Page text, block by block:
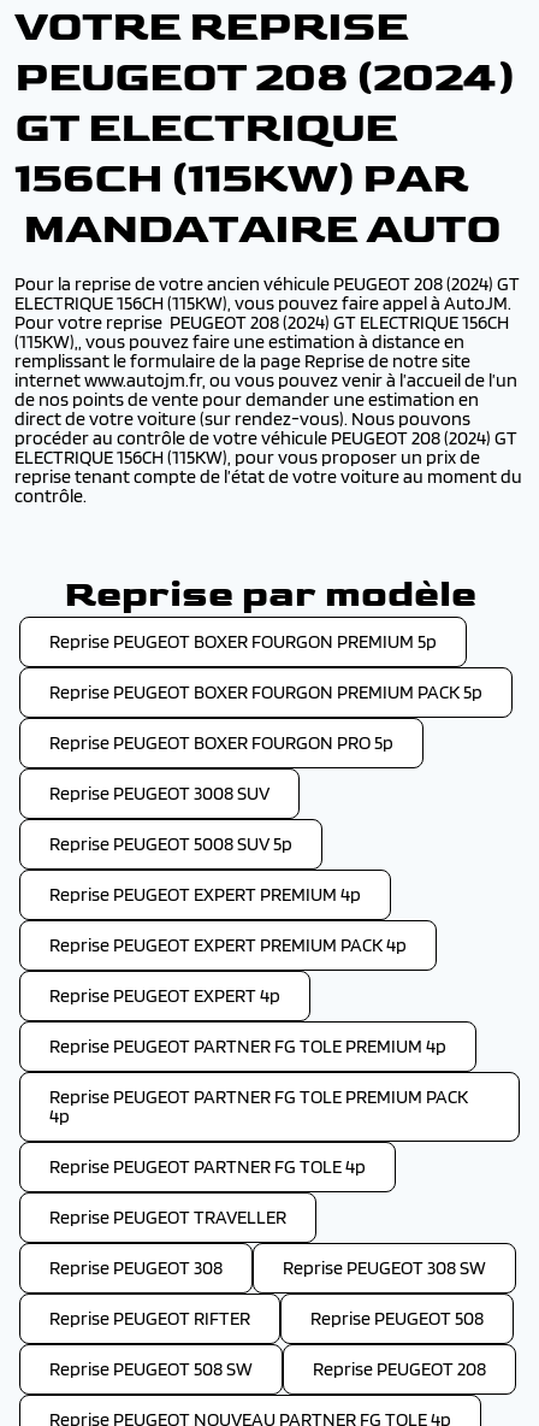
VOTRE REPRISE
PEUGEOT 208 (2024)
GT ELECTRIQUE
156CH (115KW) PAR
MANDATAIRE AUTO
Pour la reprise de votre ancien véhicule PEUGEOT 208 (2024) GT
ELECTRIQUE 156CH (115KW), vous pouvez faire appel à AutoJM.
Pour votre reprise PEUGEOT 208 (2024) GT ELECTRIQUE 156CH
(115KW),, vous pouvez faire une estimation à distance en
remplissant le formulaire de la page Reprise de notre site
internet www.autojm.fr, ou vous pouvez venir à l’accueil de l’un
de nos points de vente pour demander une estimation en
direct de votre voiture (sur rendez-vous). Nous pouvons
procéder au contrôle de votre véhicule PEUGEOT 208 (2024) GT
ELECTRIQUE 156CH (115KW), pour vous proposer un prix de
reprise tenant compte de l’état de votre voiture au moment du
contrôle.
Reprise par modèle
Reprise PEUGEOT BOXER FOURGON PREMIUM 5p
Reprise PEUGEOT BOXER FOURGON PREMIUM PACK 5p
Reprise PEUGEOT BOXER FOURGON PRO 5p
Reprise PEUGEOT 3008 SUV
Reprise PEUGEOT 5008 SUV 5p
Reprise PEUGEOT EXPERT PREMIUM 4p
Reprise PEUGEOT EXPERT PREMIUM PACK 4p
Reprise PEUGEOT EXPERT 4p
Reprise PEUGEOT PARTNER FG TOLE PREMIUM 4p
Reprise PEUGEOT PARTNER FG TOLE PREMIUM PACK
4p
Reprise PEUGEOT PARTNER FG TOLE 4p
Reprise PEUGEOT TRAVELLER
Reprise PEUGEOT 308 Reprise PEUGEOT 308 SW
Reprise PEUGEOT RIFTER Reprise PEUGEOT 508
Reprise PEUGEOT 508 SW Reprise PEUGEOT 208
Reprise PEUGEOT NOUVEAU PARTNER FG TOLE 4p